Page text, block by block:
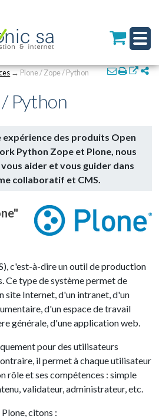
Actions
→ Plone / Zope / Python
Python
expérience des produits Open
Python Zope et Plone, nous
aider et vous guider dans
collaboratif et CMS.
c'est-à-dire un outil de production
Ce type de système permet de
site Internet, d'un intranet, d'un
d'un espace de travail
générale, d'une application web.
pour des utilisateurs
il permet à chaque utilisateur
rôle et ses compétences : simple
validateur, administrateur, etc.
citons :